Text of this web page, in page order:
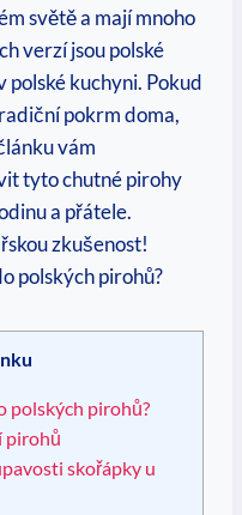
světě a mají mnoho
verzí jsou polské
polské kuchyni. Pokud
pokrm doma,
vám
tyto chutné pirohy
a přátele.
zkušenost!
polských pirohů?
pirohů
skořápky u